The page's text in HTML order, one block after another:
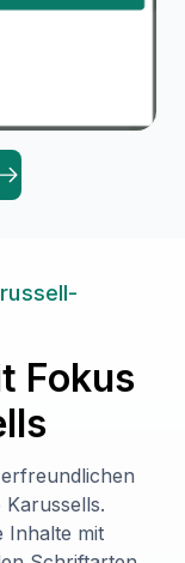
Fokus
Inhalte mit